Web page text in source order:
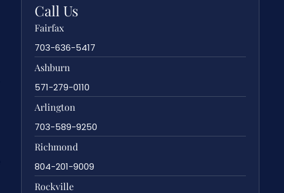
Call Us
Fairfax
703-636-5417
Ashburn
571-279-0110
Arlington
703-589-9250
Richmond
804-201-9009
Rockville